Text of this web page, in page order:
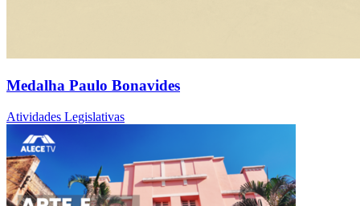
Medalha Paulo Bonavides
Atividades Legislativas